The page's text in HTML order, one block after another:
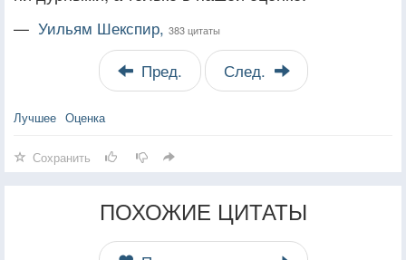
— Уильям Шекспир, 383 цитаты
Пред. След.
Лучшее Оценка
Сохранить
ПОХОЖИЕ ЦИТАТЫ